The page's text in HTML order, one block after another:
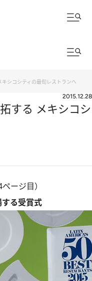
シコシティの最旬レストランへ
2015.12.28
する メキシコシ
ージ目）
る受賞式